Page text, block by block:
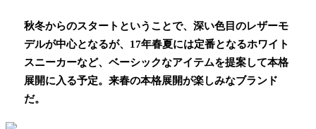
秋冬からのスタートということで、深い色目のレザーモ
デルが中心となるが、17年春夏には定番となるホワイト
スニーカーなど、ベーシックなアイテムを提案して本格
展開に入る予定。来春の本格展開が楽しみなブランド
だ。